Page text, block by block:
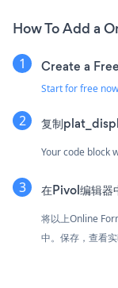
How To Add a
Create a
Start for free now
复制
Your code block
在Pivol编辑器
将以上Online
中。保存，查看